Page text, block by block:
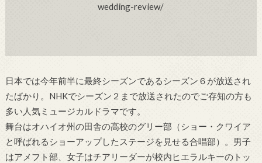
wedding-review/
日本では今年前半に最終シーズンであるシーズン６が放送され
たばかり。NHKでシーズン２まで放送されたのでご存知の方も
多い人気ミュージカルドラマです。
舞台はオハイオ州の田舎の高校のグリー部（ショー・クワイア
と呼ばれるショーアップしたステージを見せる合唱部）。男子
はアメフト部、女子はチアリーダーが校内ヒエラルキーのトッ